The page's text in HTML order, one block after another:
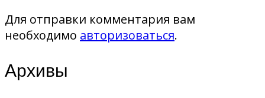
Для отправки комментария вам
необходимо авторизоваться.
Архивы